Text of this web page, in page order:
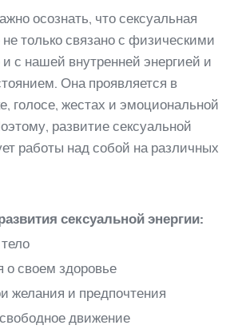
осознать, что сексуальная
только связано с физическими
с нашей внутренней энергией и
Она проявляется в
голосе, жестах и эмоциональной
развитие сексуальной
работы над собой на различных
сексуальной энергии:
о своем здоровье
желания и предпочтения
движение